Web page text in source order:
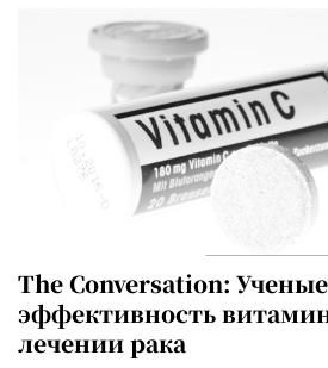
The Conversation:
эффективность
лечении рака